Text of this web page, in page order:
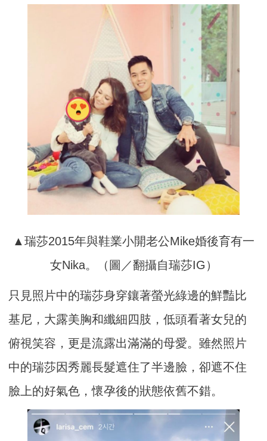
▲瑞莎2015年與鞋業小開老公Mike婚後育有一
女Nika。（圖／翻攝自瑞莎IG）
只見照片中的瑞莎身穿鑲著螢光綠邊的鮮豔比
基尼，大露美胸和纖細四肢，低頭看著女兒的
俯視笑容，更是流露出滿滿的母愛。雖然照片
中的瑞莎因秀麗長髮遮住了半邊臉，卻遮不住
臉上的好氣色，懷孕後的狀態依舊不錯。